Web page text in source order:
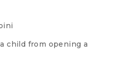
child from opening a